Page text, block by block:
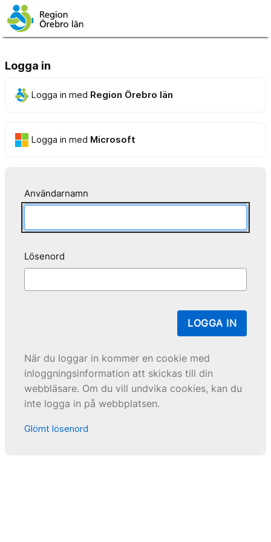
Logga in
Logga in med Region Örebro län
Logga in med Microsoft
Användarnamn
Lösenord
LOGGA IN
När du loggar in kommer en cookie med
inloggningsinformation att skickas till din
webbläsare. Om du vill undvika cookies, kan du
inte logga in på webbplatsen.
Glömt lösenord